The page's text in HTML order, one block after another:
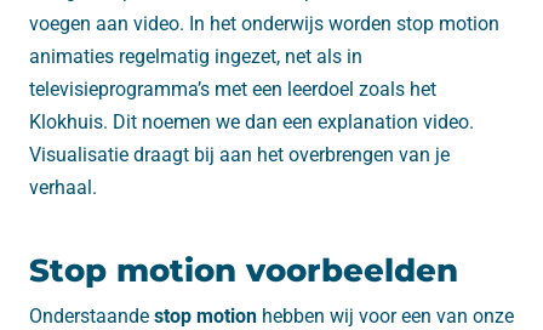
voegen aan video. In het onderwijs worden stop motion
animaties regelmatig ingezet, net als in
televisieprogramma’s met een leerdoel zoals het
Klokhuis. Dit noemen we dan een explanation video.
Visualisatie draagt bij aan het overbrengen van je
verhaal.
Stop motion voorbeelden
Onderstaande stop motion hebben wij voor een van onze